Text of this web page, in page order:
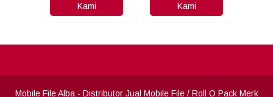
Kami
Kami
Mobile File Alba- Distributor Jual Mobile File / Roll O Pack Merk